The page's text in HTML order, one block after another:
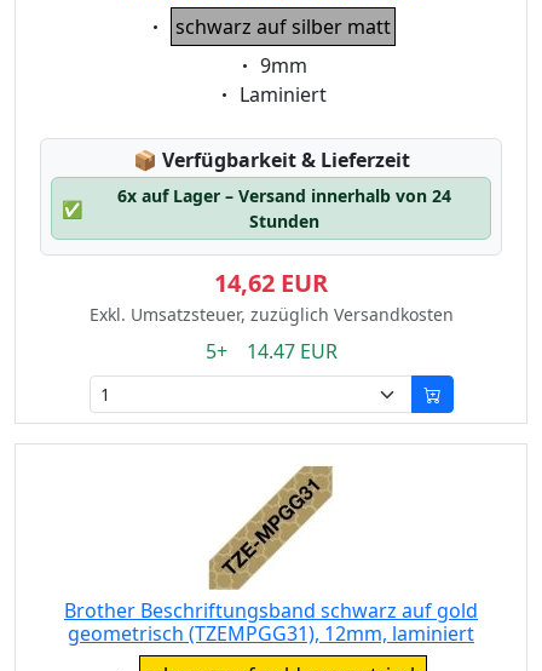
Eigenschaft:
schwarz auf silber matt
Eigenschaft:
9mm
Eigenschaft:
Laminiert
📦 Lagerstatus:
Verfügbarkeit & Lieferzeit
✅
6x auf Lager – Versand innerhalb von 24
Stunden
14,62 EUR
Exkl. Umsatzsteuer, zuzüglich Versandkosten
5+ 14.47 EUR
Brother Beschriftungsband schwarz auf gold
geometrisch (TZEMPGG31), 12mm, laminiert
Eigenschaft: